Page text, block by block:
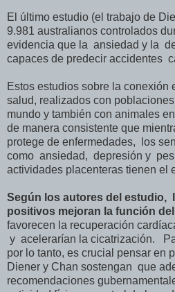
El último estudio (el trabajo de
9.981 australianos controlados
evidencia que la ansiedad y la
capaces de predecir accidentes
Estos estudios sobre la conexión
salud, realizados con
mundo y también con animales
de manera consistente que
protege de enfermedades, los
como ansiedad, depresión y
actividades placenteras tienen el
Según los autores del estudio,
positivos mejoran la función
favorecen la recuperación
y acelerarían la cicatrización.
por lo tanto, es crucial pensar en
Diener y Chan sostengan que
recomendaciones